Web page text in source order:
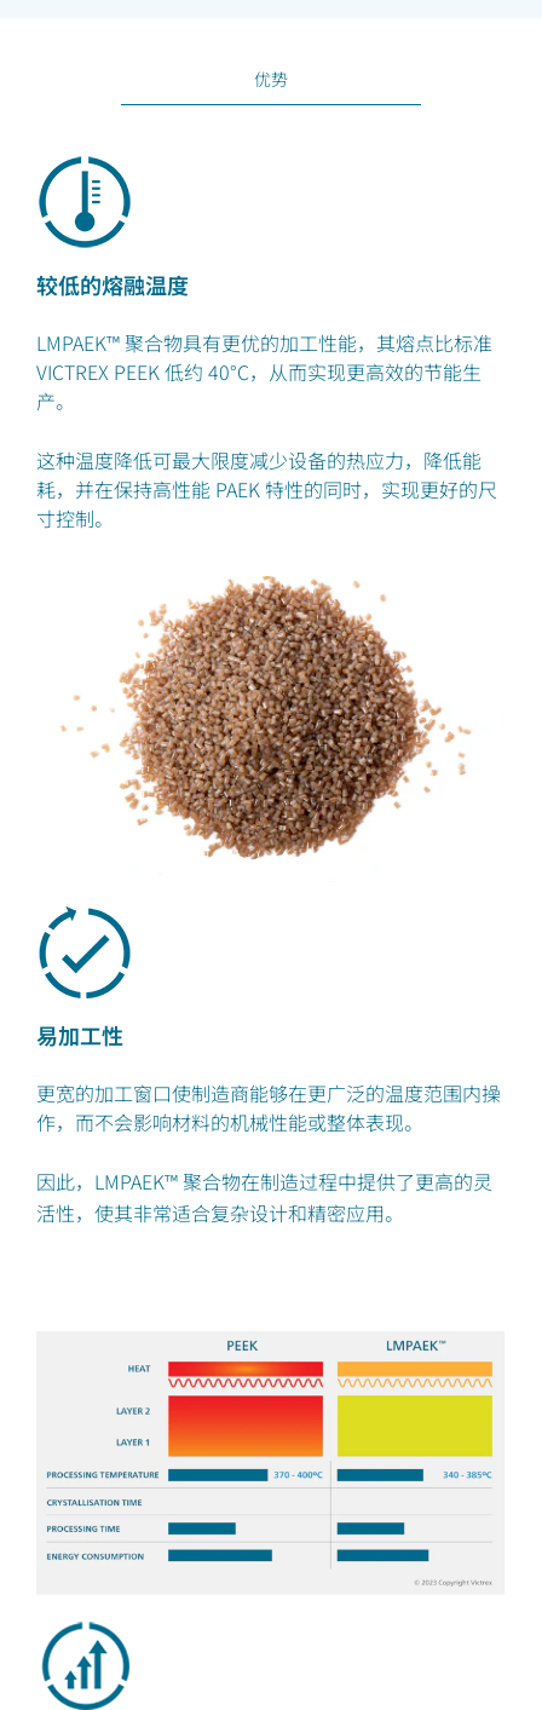
优势
较低的熔融温度
LMPAEK™ 聚合物具有更优的加工性能，其熔点比标准
VICTREX PEEK 低约 40°C，从而实现更高效的节能生
产。
这种温度降低可最大限度减少设备的热应力，降低能
耗，并在保持高性能 PAEK 特性的同时，实现更好的尺
寸控制。
易加工性
更宽的加工窗口使制造商能够在更广泛的温度范围内操
作，而不会影响材料的机械性能或整体表现。
因此，LMPAEK™ 聚合物在制造过程中提供了更高的灵
活性，使其非常适合复杂设计和精密应用。